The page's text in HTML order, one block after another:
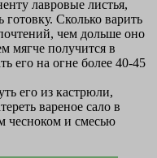
лавровые листья,
Сколько варить
чем дольше оно
мягче получится в
его на огне более 40-45
его из кастрюли,
вареное сало в
чесноком и смесью